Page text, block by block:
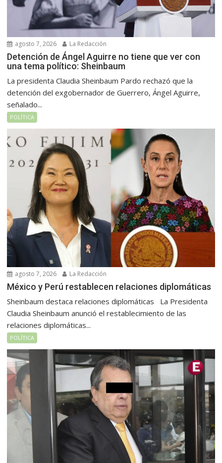
agosto 7, 2026 La Redacción
Detención de Ángel Aguirre no tiene que ver con
una tema político: Sheinbaum
La presidenta Claudia Sheinbaum Pardo rechazó que la
detención del exgobernador de Guerrero, Ángel Aguirre,
señalado...
POLÍTICA
agosto 7, 2026 La Redacción
México y Perú restablecen relaciones diplomáticas
Sheinbaum destaca relaciones diplomáticas La Presidenta
Claudia Sheinbaum anunció el restablecimiento de las
relaciones diplomáticas...
POLÍTICA